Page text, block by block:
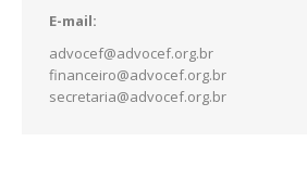
E-mail:
advocef@advocef.org.br
financeiro@advocef.org.br
secretaria@advocef.org.br